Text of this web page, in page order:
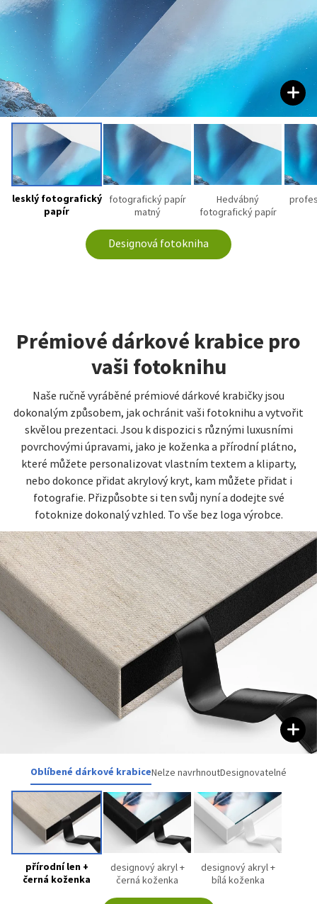
lesklý fotografický
papír
fotografický papír
matný
Hedvábný
fotografický papír
Designová fotokniha
Prémiové dárkové krabice pro
vaši fotoknihu
Naše ručně vyráběné prémiové dárkové krabičky jsou
dokonalým způsobem, jak ochránit vaši fotoknihu a vytvořit
skvělou prezentaci. Jsou k dispozici s různými luxusními
povrchovými úpravami, jako je koženka a přírodní plátno,
které můžete personalizovat vlastním textem a kliparty,
nebo dokonce přidat akrylový kryt, kam můžete přidat i
fotografie. Přizpůsobte si ten svůj nyní a dodejte své
fotoknize dokonalý vzhled. To vše bez loga výrobce.
Oblíbené dárkové krabiceNelze navrhnoutDesignovatelné
přírodní len +
černá koženka
designový akryl +
černá koženka
designový akryl +
bílá koženka